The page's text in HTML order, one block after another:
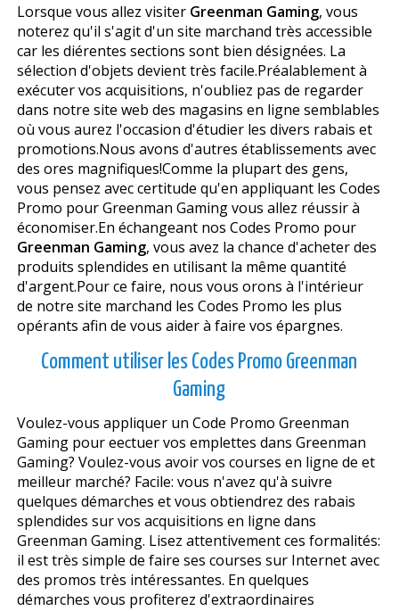
Lorsque vous allez visiter Greenman Gaming, vous
noterez qu'il s'agit d'un site marchand très accessible
car les différentes sections sont bien désignées. La
sélection d'objets devient très facile.Préalablement à
exécuter vos acquisitions, n'oubliez pas de regarder
dans notre site web des magasins en ligne semblables
où vous aurez l'occasion d'étudier les divers rabais et
promotions.Nous avons d'autres établissements avec
des offres magnifiques!Comme la plupart des gens,
vous pensez avec certitude qu'en appliquant les Codes
Promo pour Greenman Gaming vous allez réussir à
économiser.En échangeant nos Codes Promo pour
Greenman Gaming, vous avez la chance d'acheter des
produits splendides en utilisant la même quantité
d'argent.Pour ce faire, nous vous offrons à l'intérieur
de notre site marchand les Codes Promo les plus
opérants afin de vous aider à faire vos épargnes.
Comment utiliser les Codes Promo Greenman
Gaming
Voulez-vous appliquer un Code Promo Greenman
Gaming pour effectuer vos emplettes dans Greenman
Gaming? Voulez-vous avoir vos courses en ligne de et
meilleur marché? Facile: vous n'avez qu'à suivre
quelques démarches et vous obtiendrez des rabais
splendides sur vos acquisitions en ligne dans
Greenman Gaming. Lisez attentivement ces formalités:
il est très simple de faire ses courses sur Internet avec
des promos très intéressantes. En quelques
démarches vous profiterez d'extraordinaires